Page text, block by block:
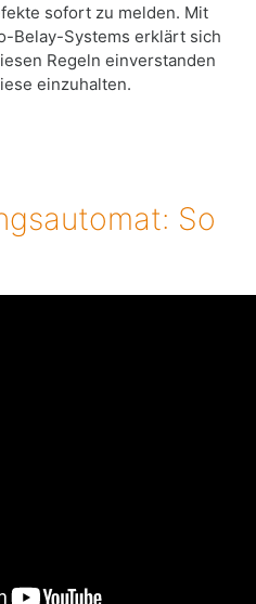
sofort zu melden. Mit
Belay-Systems erklärt sich
Regeln einverstanden
einzuhalten.
So